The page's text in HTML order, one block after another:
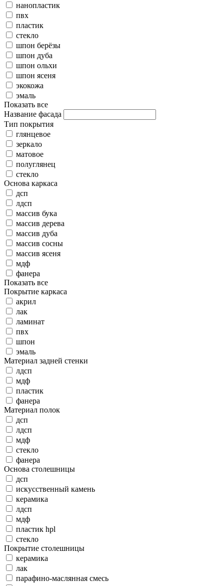
нанопластик
пвх
пластик
стекло
шпон берёзы
шпон дуба
шпон ольхи
шпон ясеня
экокожа
эмаль
Показать все
Название фасада
Тип покрытия
глянцевое
зеркало
матовое
полуглянец
стекло
Основа каркаса
дсп
лдсп
массив бука
массив дерева
массив дуба
массив сосны
массив ясеня
мдф
фанера
Показать все
Покрытие каркаса
акрил
лак
ламинат
пвх
шпон
эмаль
Материал задней стенки
лдсп
мдф
пластик
фанера
Материал полок
дсп
лдсп
мдф
стекло
фанера
Основа столешницы
дсп
искусственный камень
керамика
лдсп
мдф
пластик hpl
стекло
Покрытие столешницы
керамика
лак
парафино-маслянная смесь